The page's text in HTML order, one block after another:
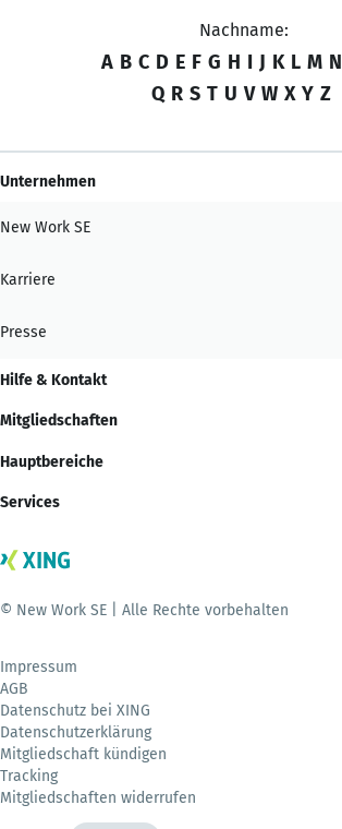
Nachname:
A B C D E F G H I J K L M N
Q R S T U V W X Y Z
Unternehmen
New Work SE
Karriere
Presse
Hilfe & Kontakt
Mitgliedschaften
Hauptbereiche
Services
© New Work SE | Alle Rechte vorbehalten
Impressum
AGB
Datenschutz bei XING
Datenschutzerklärung
Mitgliedschaft kündigen
Tracking
Mitgliedschaften widerrufen